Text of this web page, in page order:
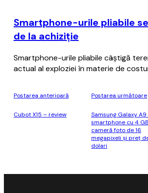
Smartphone-urile pliabile
de la achiziţie
Smartphone-urile pliabile câştigă
actual al exploziei în materie de
Postarea anterioară
Cubot X15 – review
Postarea următoare
Samsung Galaxy A9
smartphone cu 4
cameră foto de 16
megapixeli şi preţ
dolari